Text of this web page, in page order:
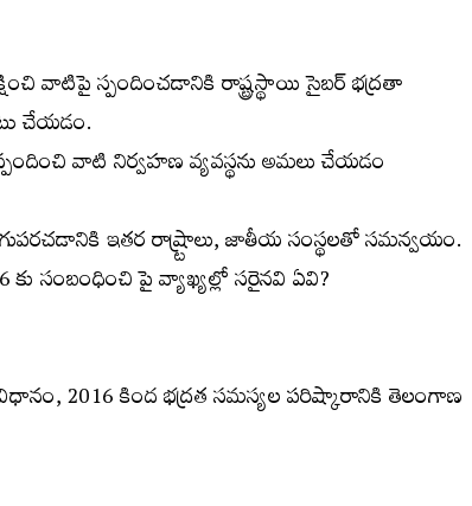
వాటిపై స్పందించడానికి రాష్ట్రస్థాయి సైబర్‌ భద్రతా
చేయడం.
వాటి నిర్వహణ వ్యవస్థను అమలు చేయడం
ఇతర రాష్ర్టాలు, జాతీయ సంస్థలతో సమన్వయం.
సంబంధించి పై వ్యాఖ్యల్లో సరైనవి ఏవి?
2016 కింద భద్రత సమస్యల పరిష్కారానికి తెలంగాణ